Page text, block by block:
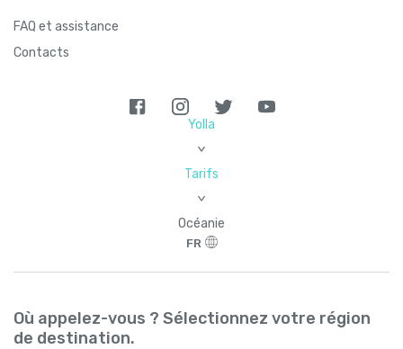
FAQ et assistance
Contacts
Yolla
>
Tarifs
>
Océanie
FR
Où appelez-vous ? Sélectionnez votre région
de destination.